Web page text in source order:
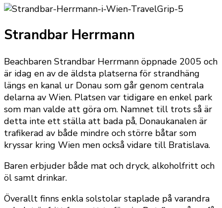
Strandbar Herrmann
Beachbaren Strandbar Herrmann öppnade 2005 och
är idag en av de äldsta platserna för strandhäng
längs en kanal ur Donau som går genom centrala
delarna av Wien. Platsen var tidigare en enkel park
som man valde att göra om. Namnet till trots så är
detta inte ett ställa att bada på, Donaukanalen är
trafikerad av både mindre och större båtar som
kryssar kring Wien men också vidare till Bratislava.
Baren erbjuder både mat och dryck, alkoholfritt och
öl samt drinkar.
Överallt finns enkla solstolar staplade på varandra